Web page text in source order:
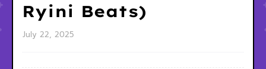
Ryini Beats)
July 22, 2025